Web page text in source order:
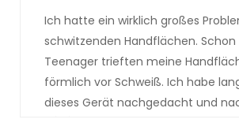
Ich hatte ein wirklich großes
schwitzenden Handflächen. Schon
Teenager trieften meine
förmlich vor Schweiß. Ich habe
dieses Gerät nachgedacht und